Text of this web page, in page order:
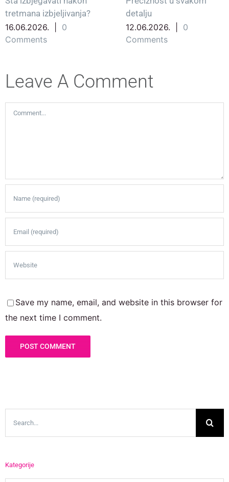
tretmana izbjeljivanja?
16.06.2026.
0
Comments
detalju
12.06.2026.
0
Comments
Leave A Comment
Comment
Save my name, email, and website in this browser for
the next time I comment.
Kategorije